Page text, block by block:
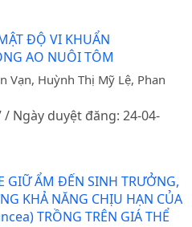
ĐỘ VI KHUẨN
AO NUÔI TÔM
Vạn, Huỳnh Thị Mỹ Lệ, Phan
/ Ngày duyệt đăng: 24-04-
GIỮ ẨM ĐẾN SINH TRƯỞNG,
KHẢ NĂNG CHỊU HẠN CỦA
TRỒNG TRÊN GIÁ THỂ